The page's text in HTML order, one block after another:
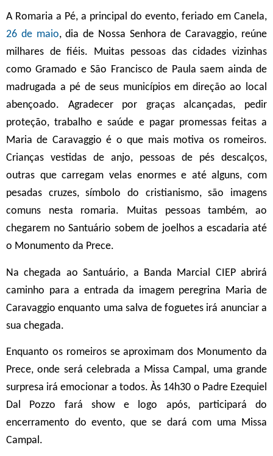
A Romaria a Pé, a principal do evento, feriado em Canela,
26 de maio, dia de Nossa Senhora de Caravaggio, reúne
milhares de fiéis. Muitas pessoas das cidades vizinhas
como Gramado e São Francisco de Paula saem ainda de
madrugada a pé de seus municípios em direção ao local
abençoado. Agradecer por graças alcançadas, pedir
proteção, trabalho e saúde e pagar promessas feitas a
Maria de Caravaggio é o que mais motiva os romeiros.
Crianças vestidas de anjo, pessoas de pés descalços,
outras que carregam velas enormes e até alguns, com
pesadas cruzes, símbolo do cristianismo, são imagens
comuns nesta romaria. Muitas pessoas também, ao
chegarem no Santuário sobem de joelhos a escadaria até
o Monumento da Prece.
Na chegada ao Santuário, a Banda Marcial CIEP abrirá
caminho para a entrada da imagem peregrina Maria de
Caravaggio enquanto uma salva de foguetes irá anunciar a
sua chegada.
Enquanto os romeiros se aproximam dos Monumento da
Prece, onde será celebrada a Missa Campal, uma grande
surpresa irá emocionar a todos. Às 14h30 o Padre Ezequiel
Dal Pozzo fará show e logo após, participará do
encerramento do evento, que se dará com uma Missa
Campal.